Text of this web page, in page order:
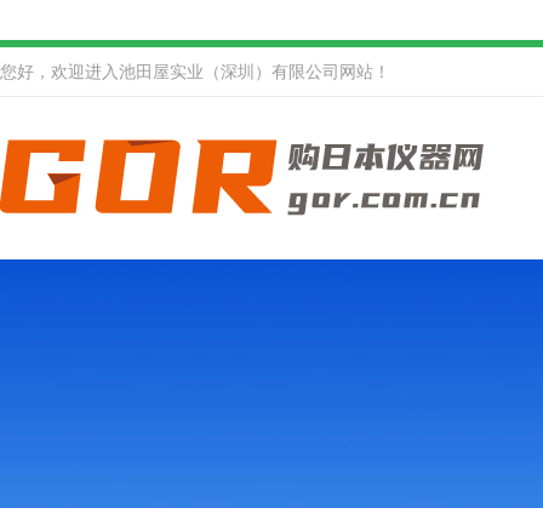
您好，欢迎进入池田屋实业（深圳）有限公司网站！